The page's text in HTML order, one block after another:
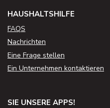
HAUSHALTSHILFE
FAQS
Nachrichten
Eine Frage stellen
Ein Unternehmen kontaktieren
SIE UNSERE APPS!